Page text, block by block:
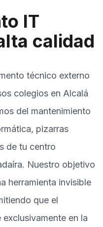
IT
calidad
técnico externo
colegios en Alcalá
del mantenimiento
pizarras
de tu centro
Nuestro objetivo
herramienta invisible
que el
en la